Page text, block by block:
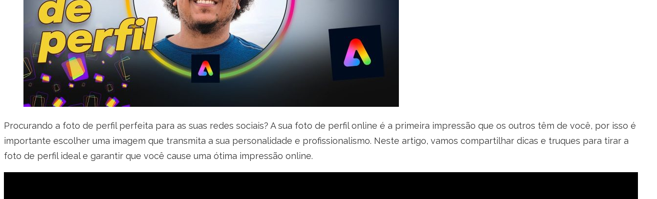
Procurando a foto de perfil perfeita para as suas redes sociais? A sua foto de perfil online é a primeira impressão que os outros têm de você, por isso é
importante escolher uma imagem que transmita a sua personalidade e profissionalismo. Neste artigo, vamos compartilhar dicas e truques para tirar a
foto de perfil ideal e garantir que você cause uma ótima impressão online.